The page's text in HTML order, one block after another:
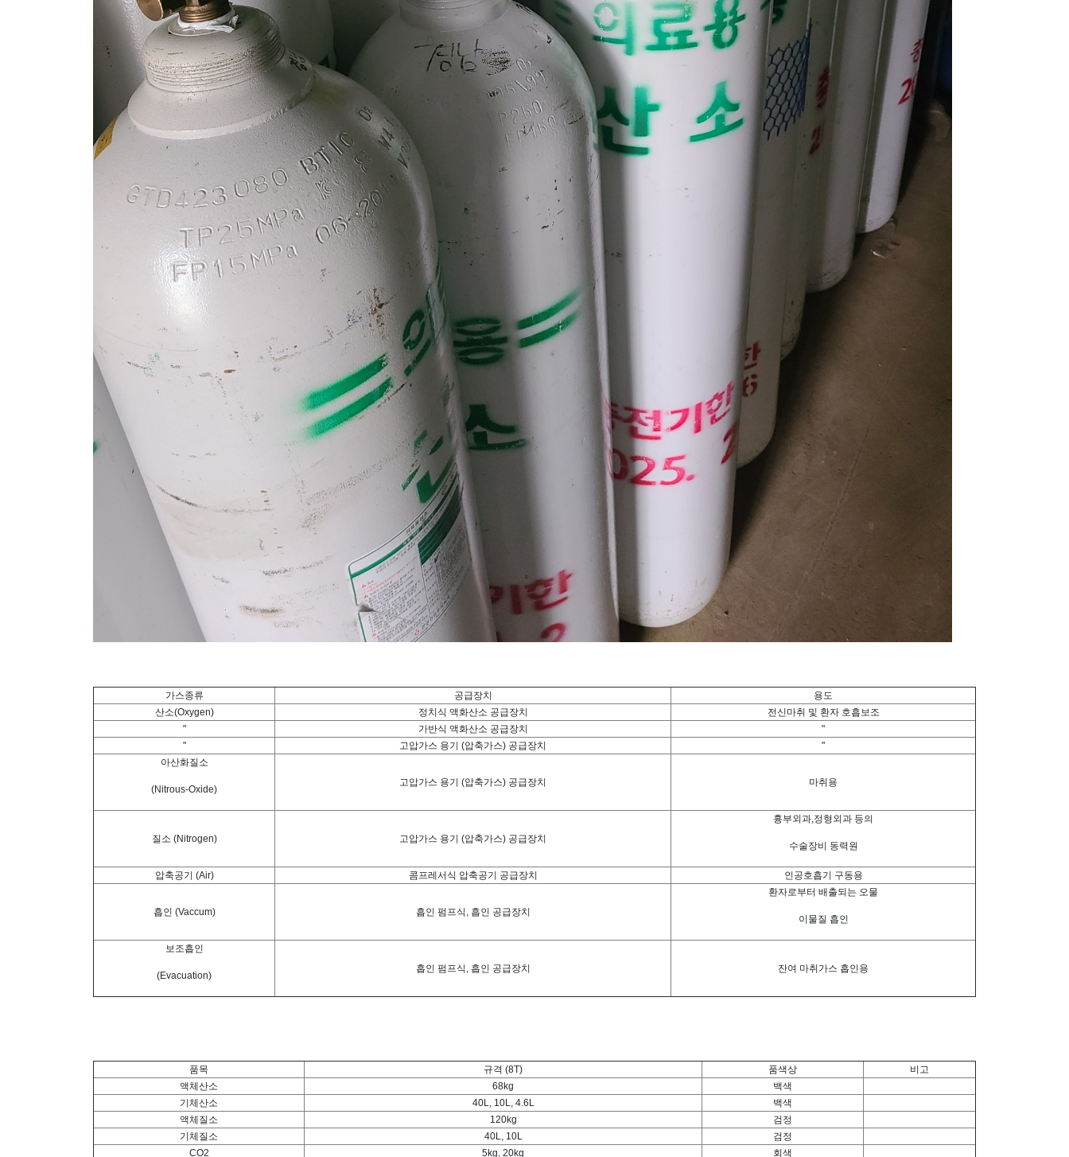
가스종류 공급장치
용도
산소(Oxygen)
정치식 액화산소 공급장치
전신마취 및 환자 호흡보조
"
가반식 액화산소 공급장치
"
"
고압가스 용기 (압축가스) 공급장치
"
아산화질소
(Nitrous-Oxide)
고압가스 용기 (압축가스) 공급장치 마취용
질소 (Nitrogen) 고압가스 용기 (압축가스) 공급장치
흉부외과,정형외과 등의
수술장비 동력원
압축공기 (Air) 콤프레서식 압축공기 공급장치 인공호흡기 구동용
흡인 (Vaccum) 흡인 펌프식, 흡인 공급장치
환자로부터 배출되는 오물
이물질 흡인
보조흡인
(Evacuation)
흡인 펌프식, 흡인 공급장치 잔여 마취가스 흡인용
품목 규격 (8T) 품색상
비고
액체산소
68kg
백색
기체산소
40L, 10L, 4.6L
백색
액체질소
120kg
검정
기체질소
40L, 10L
검정
CO2
5kg, 20kg 회색